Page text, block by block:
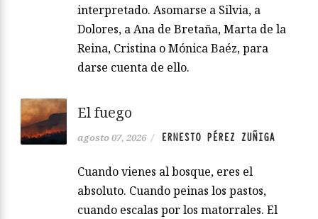
interpretado. Asomarse a Silvia, a
Dolores, a Ana de Bretaña, Marta de la
Reina, Cristina o Mónica Baéz, para
darse cuenta de ello.
El fuego
agosto 07, 2026 / ERNESTO PÉREZ ZUÑIGA
Cuando vienes al bosque, eres el
absoluto. Cuando peinas los pastos,
cuando escalas por los matorrales. El